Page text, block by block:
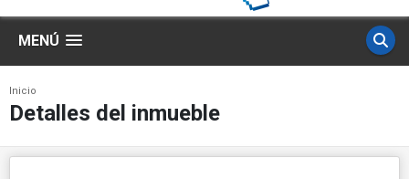
MENÚ
Inicio
Detalles del inmueble